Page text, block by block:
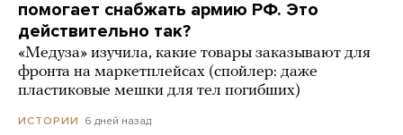
помогает снабжать армию РФ. Это
действительно так?
«Медуза» изучила, какие товары заказывают для
фронта на маркетплейсах (спойлер: даже
пластиковые мешки для тел погибших)
ИСТОРИИ 6 дней назад